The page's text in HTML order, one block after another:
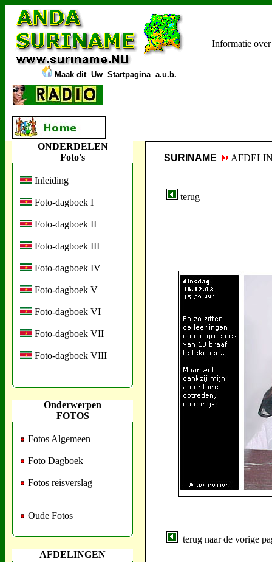
Maak dit Uw Startpagina a.u.b.
Informatie
ONDERDELEN
Foto's
Inleiding
Foto-dagboek I
Foto-dagboek II
Foto-dagboek III
Foto-dagboek IV
Foto-dagboek V
Foto-dagboek VI
Foto-dagboek VII
Foto-dagboek VIII
Onderwerpen
FOTOS
Fotos Algemeen
Foto Dagboek
Fotos reisverslag
Oude Fotos
AFDELINGEN
SURINAME
terug
terug naar de vorige